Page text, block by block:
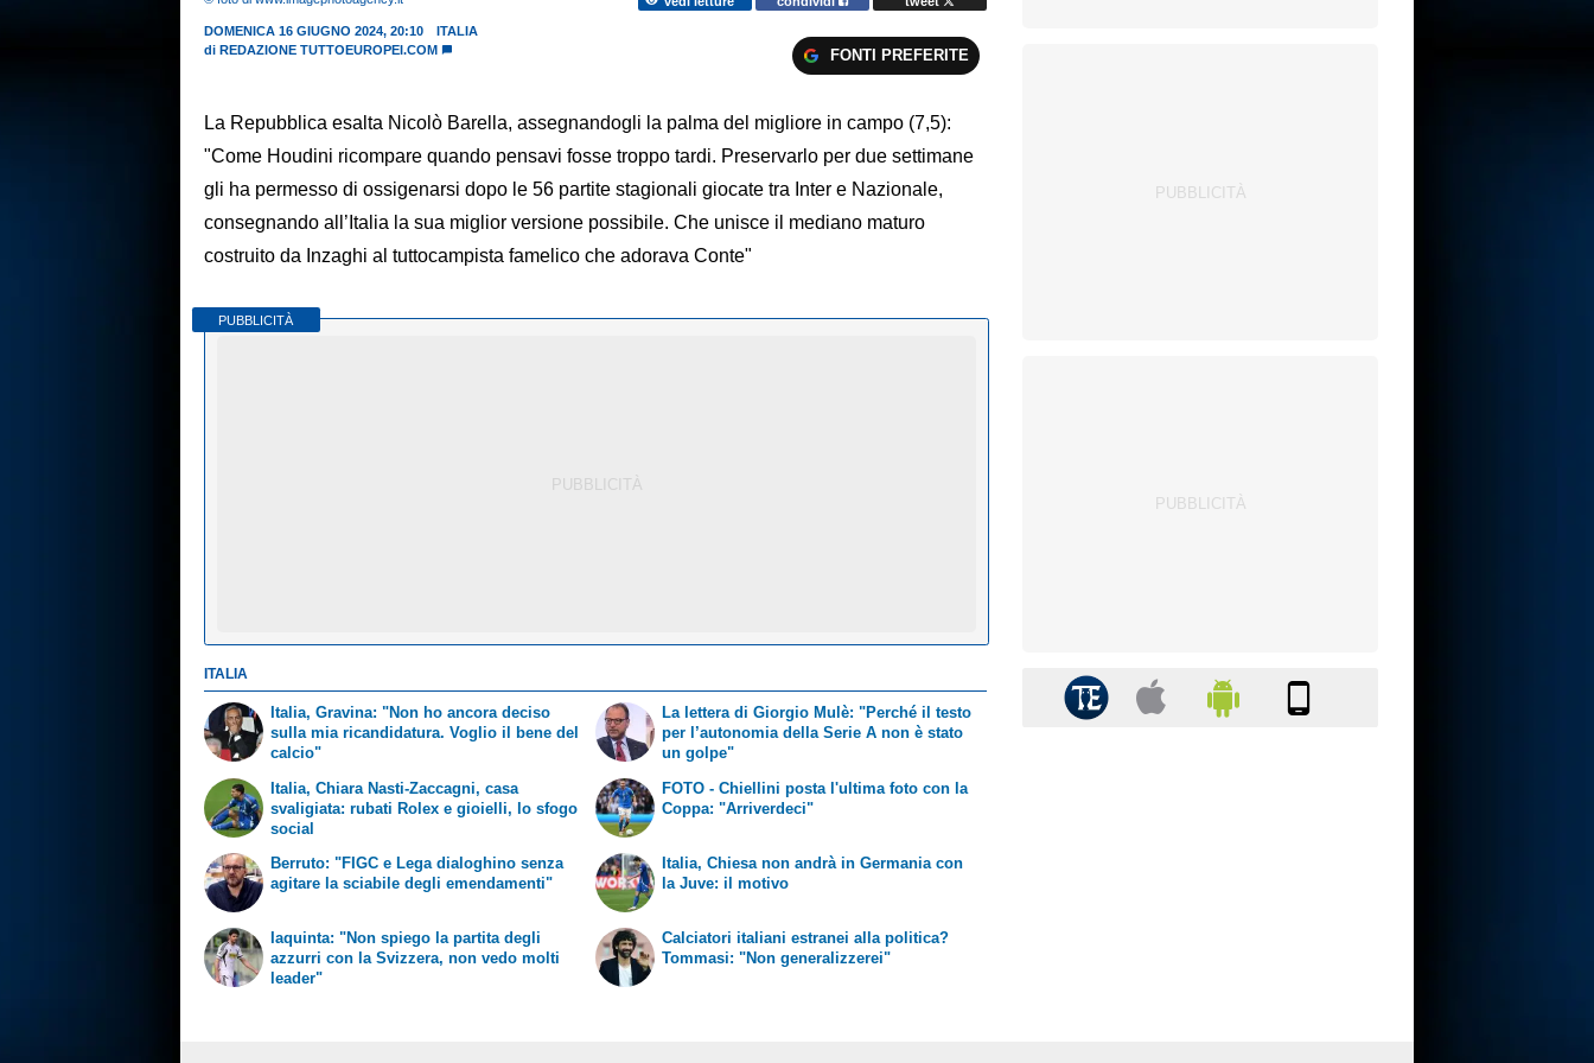
DOMENICA 16 GIUGNO 2024, 20:10
ITALIA
di REDAZIONE TUTTOEUROPEI.COM FONTI PREFERITE
La Repubblica esalta Nicolò Barella, assegnandogli la palma del migliore in campo (7,5):
"Come Houdini ricompare quando pensavi fosse troppo tardi. Preservarlo per due settimane
gli ha permesso di ossigenarsi dopo le 56 partite stagionali giocate tra Inter e Nazionale,
consegnando all’Italia la sua miglior versione possibile. Che unisce il mediano maturo
costruito da Inzaghi al tuttocampista famelico che adorava Conte"
PUBBLICITÀ
ITALIA
Italia, Gravina: "Non ho ancora deciso
sulla mia ricandidatura. Voglio il bene del
calcio"
Italia, Chiara Nasti-Zaccagni, casa
svaligiata: rubati Rolex e gioielli, lo sfogo
social
La lettera di Giorgio Mulè: "Perché il testo
per l’autonomia della Serie A non è stato
un golpe"
FOTO - Chiellini posta l'ultima foto con la
Coppa: "Arriverdeci"
Berruto: "FIGC e Lega dialoghino senza
agitare la sciabile degli emendamenti"
Iaquinta: "Non spiego la partita degli
azzurri con la Svizzera, non vedo molti
leader"
Italia, Chiesa non andrà in Germania con
la Juve: il motivo
Calciatori italiani estranei alla politica?
Tommasi: "Non generalizzerei"